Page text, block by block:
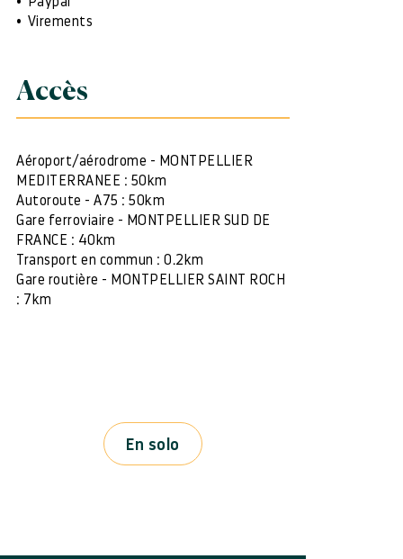
Virements
Accès
Aéroport/aérodrome - MONTPELLIER
MEDITERRANEE : 50km
Autoroute - A75 : 50km
Gare ferroviaire - MONTPELLIER SUD DE
FRANCE : 40km
Transport en commun : 0.2km
Gare routière - MONTPELLIER SAINT ROCH
: 7km
En solo